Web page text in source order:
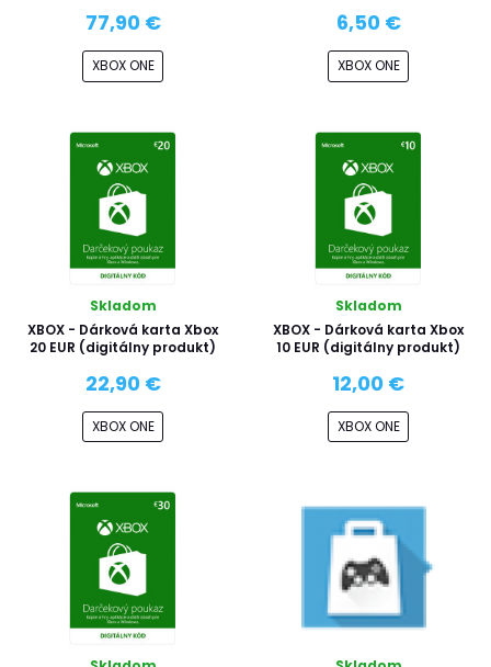
77,90 €
XBOX ONE
6,50 €
XBOX ONE
Skladom
XBOX - Dárková karta Xbox
20 EUR (digitálny produkt)
22,90 €
XBOX ONE
Skladom
XBOX - Dárková karta Xbox
10 EUR (digitálny produkt)
12,00 €
XBOX ONE